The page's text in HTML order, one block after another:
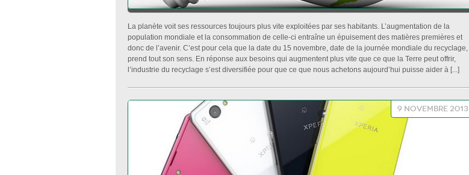
La planète voit ses ressources toujours plus vite exploitées par ses habitants. L’augmentation de la
population mondiale et la consommation de celle-ci entraîne un épuisement des matières premières et
donc de l’avenir. C’est pour cela que la date du 15 novembre, date de la journée mondiale du recyclage,
prend tout son sens. En réponse aux besoins qui augmentent plus vite que ce que la Terre peut offrir,
l’industrie du recyclage s’est diversifiée pour que ce que nous achetons aujourd’hui puisse aider à [...]
9 novembre 2013